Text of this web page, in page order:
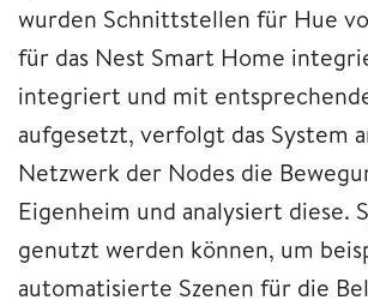
wurden Schnittstellen für Hue
für das Nest Smart Home
integriert und mit
aufgesetzt, verfolgt das System
Netzwerk der Nodes die
Eigenheim und analysiert diese.
genutzt werden können, um
automatisierte Szenen für die